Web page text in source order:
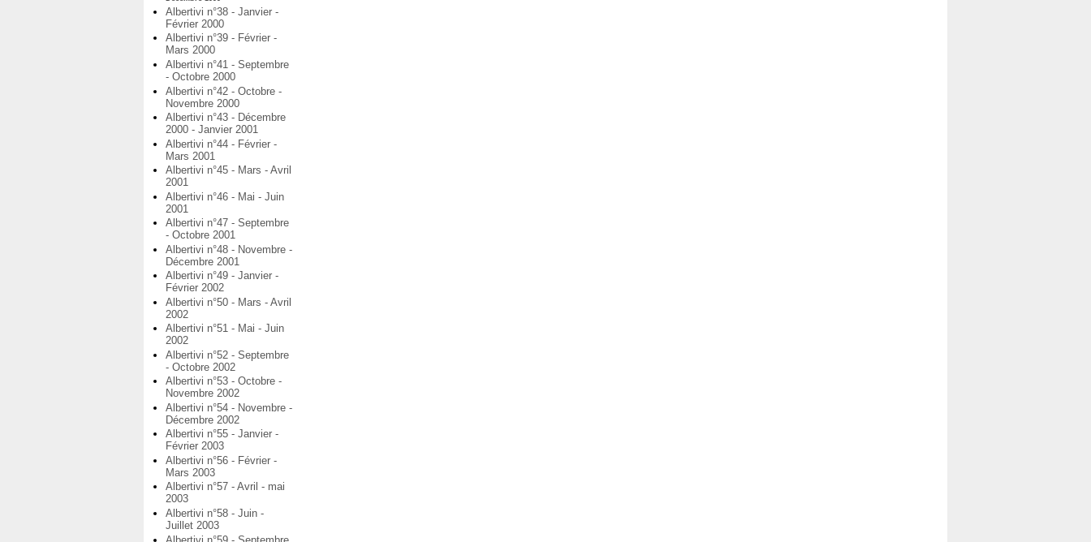
Albertivi n°38 - Janvier -
Février 2000
Albertivi n°39 - Février -
Mars 2000
Albertivi n°41 - Septembre
- Octobre 2000
Albertivi n°42 - Octobre -
Novembre 2000
Albertivi n°43 - Décembre
2000 - Janvier 2001
Albertivi n°44 - Février -
Mars 2001
Albertivi n°45 - Mars - Avril
2001
Albertivi n°46 - Mai - Juin
2001
Albertivi n°47 - Septembre
- Octobre 2001
Albertivi n°48 - Novembre -
Décembre 2001
Albertivi n°49 - Janvier -
Février 2002
Albertivi n°50 - Mars - Avril
2002
Albertivi n°51 - Mai - Juin
2002
Albertivi n°52 - Septembre
- Octobre 2002
Albertivi n°53 - Octobre -
Novembre 2002
Albertivi n°54 - Novembre -
Décembre 2002
Albertivi n°55 - Janvier -
Février 2003
Albertivi n°56 - Février -
Mars 2003
Albertivi n°57 - Avril - mai
2003
Albertivi n°58 - Juin -
Juillet 2003